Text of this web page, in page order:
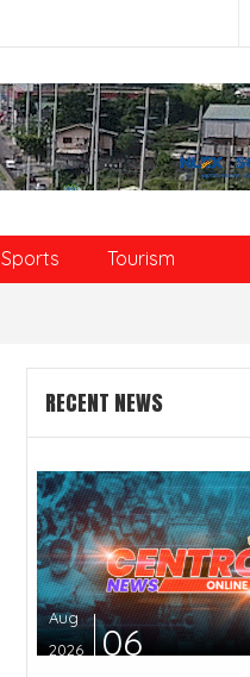
Sports Tourism
RECENT NEWS
Aug
2026
06